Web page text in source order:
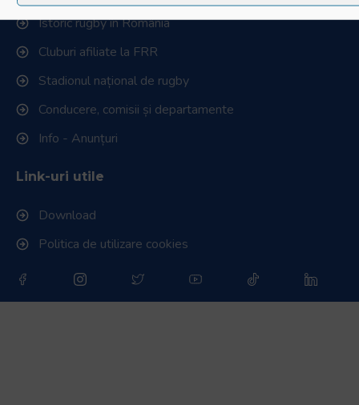
Istoric rugby în România
Cluburi afiliate la FRR
Stadionul național de rugby
Conducere, comisii și departamente
Info - Anunțuri
Link-uri utile
Download
Politica de utilizare cookies